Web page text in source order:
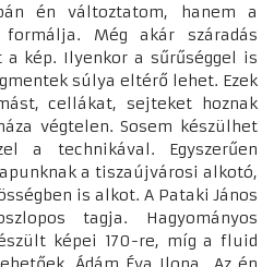
én változtatom, hanem a
Még akár száradás
kép. Ilyenkor a sűrűséggel is
súlya eltérő lehet. Ezek
cellákat, sejteket hoznak
végtelen. Sosem készülhet
a technikával. Egyszerűen
a tiszaújvárosi alkotó,
is alkot. A Pataki János
tagja. Hagyományos
képei 170-re, míg a fluid